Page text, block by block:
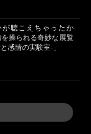
が聴こえちゃったか
操られる奇妙な展覧
感情の実験室-」